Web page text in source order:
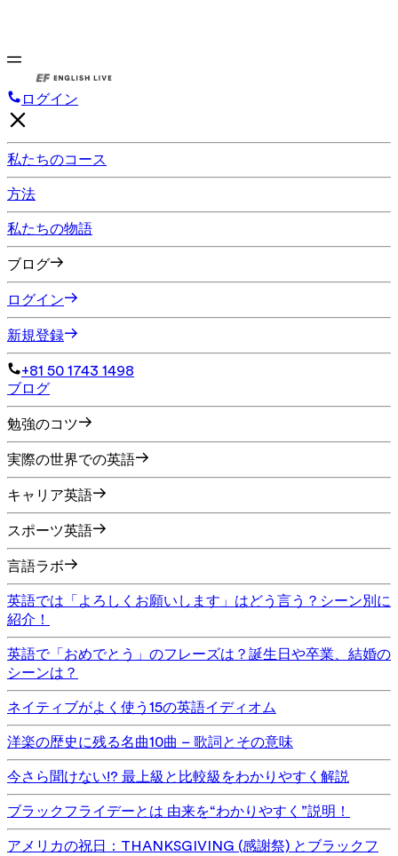
ログイン
私たちのコース
方法
私たちの物語
ブログ
ログイン
新規登録
+81 50 1743 1498
ブログ
勉強のコツ
実際の世界での英語
キャリア英語
スポーツ英語
言語ラボ
英語では「よろしくお願いします」はどう言う？シーン別に
紹介！
英語で「おめでとう」のフレーズは？誕生日や卒業、結婚の
シーンは？
ネイティブがよく使う15の英語イディオム
洋楽の歴史に残る名曲10曲 – 歌詞とその意味
今さら聞けない!? 最上級と比較級をわかりやすく解説
ブラックフライデーとは 由来を“わかりやすく”説明！
アメリカの祝日：THANKSGIVING (感謝祭) とブラックフ